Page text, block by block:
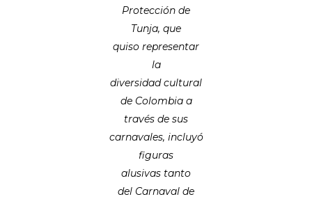
Protección de
Tunja, que
quiso representar
la
diversidad cultural
de Colombia a
través de sus
carnavales, incluyó
figuras
alusivas tanto
del Carnaval de